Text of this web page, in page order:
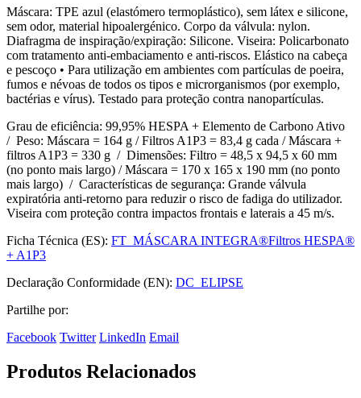
Máscara: TPE azul (elastómero termoplástico), sem látex e silicone,
sem odor, material hipoalergénico. Corpo da válvula: nylon.
Diafragma de inspiração/expiração: Silicone. Viseira: Policarbonato
com tratamento anti-embaciamento e anti-riscos. Elástico na cabeça
e pescoço • Para utilização em ambientes com partículas de poeira,
fumos e névoas de todos os tipos e microrganismos (por exemplo,
bactérias e vírus). Testado para proteção contra nanopartículas.
Grau de eficiência: 99,95% HESPA + Elemento de Carbono Ativo
/ Peso: Máscara = 164 g / Filtros A1P3 = 83,4 g cada / Máscara +
filtros A1P3 = 330 g / Dimensões: Filtro = 48,5 x 94,5 x 60 mm
(no ponto mais largo) / Máscara = 170 x 165 x 190 mm (no ponto
mais largo) / Características de segurança: Grande válvula
expiratória anti-retorno para reduzir o risco de fadiga do utilizador.
Viseira com proteção contra impactos frontais e laterais a 45 m/s.
Ficha Técnica (ES): FT_MÁSCARA INTEGRA®Filtros HESPA®
+ A1P3
Declaração Conformidade (EN): DC_ELIPSE
Partilhe por:
Facebook Twitter LinkedIn Email
Produtos Relacionados